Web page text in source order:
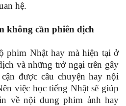
hệ.
không cần phiên dịch
phim Nhật hay mà hiện tại ở
và những trở ngại trên gây
được câu chuyện hay nội
việc học tiếng Nhật sẽ giúp
về nội dung phim ảnh hay